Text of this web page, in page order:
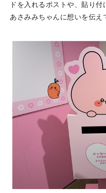
ドを入れるポストや、貼り
あさみみちゃんに想いを伝え